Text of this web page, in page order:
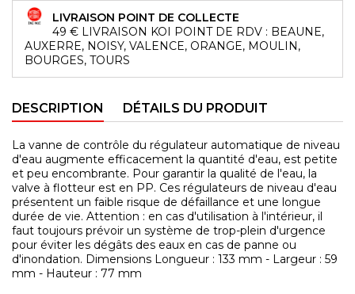
LIVRAISON POINT DE COLLECTE
49 € LIVRAISON KOI POINT DE RDV : BEAUNE,
AUXERRE, NOISY, VALENCE, ORANGE, MOULIN,
BOURGES, TOURS
DESCRIPTION DÉTAILS DU PRODUIT
La vanne de contrôle du régulateur automatique de niveau
d'eau augmente efficacement la quantité d'eau, est petite
et peu encombrante. Pour garantir la qualité de l'eau, la
valve à flotteur est en PP. Ces régulateurs de niveau d'eau
présentent un faible risque de défaillance et une longue
durée de vie. Attention : en cas d'utilisation à l'intérieur, il
faut toujours prévoir un système de trop-plein d'urgence
pour éviter les dégâts des eaux en cas de panne ou
d'inondation. Dimensions Longueur : 133 mm - Largeur : 59
mm - Hauteur : 77 mm